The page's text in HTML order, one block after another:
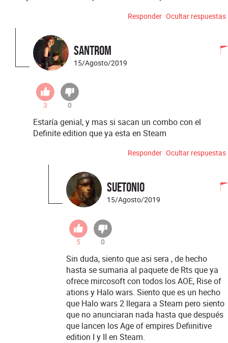
Responder Ocultar respuestas
santrom
15/Agosto/2019
3 0
Estaría genial, y mas si sacan un combo con el
Definite edition que ya esta en Steam
Responder Ocultar respuestas
Suetonio
15/Agosto/2019
5 0
Sin duda, siento que asi sera , de hecho
hasta se sumaria al paquete de Rts que ya
ofrece mircosoft con todos los AOE, Rise of
ations y Halo wars. Siento que es un hecho
que Halo wars 2 llegara a Steam pero siento
que no anunciaran nada hasta que después
que lancen los Age of empires Defiinitive
edition I y II en Steam.